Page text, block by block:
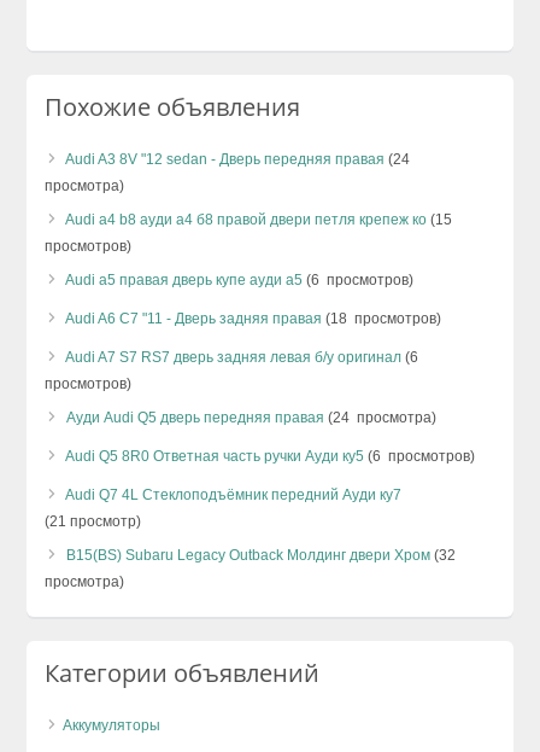
Похожие объявления
Audi A3 8V "12 sedan - Дверь передняя правая (24
просмотра)
Audi a4 b8 ауди а4 б8 правой двери петля крепеж ко (15
просмотров)
Audi a5 правая дверь купе ауди а5 (6 просмотров)
Audi A6 C7 "11 - Дверь задняя правая (18 просмотров)
Audi A7 S7 RS7 дверь задняя левая б/у оригинал (6
просмотров)
Ауди Audi Q5 дверь передняя правая (24 просмотра)
Audi Q5 8R0 Ответная часть ручки Ауди ку5 (6 просмотров)
Audi Q7 4L Стеклоподъёмник передний Ауди ку7
(21 просмотр)
B15(BS) Subaru Legacy Outback Молдинг двери Хром (32
просмотра)
Категории объявлений
Аккумуляторы